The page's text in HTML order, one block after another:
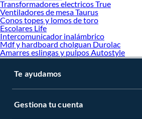
Transformadores electricos True
Ventiladores de mesa Taurus
Conos topes y lomos de toro
Escolares Life
Intercomunicador inalámbrico
Mdf y hardboard cholguan Durolac
Amarres eslingas y pulpos Autostyle
Te ayudamos
Gestiona tu cuenta